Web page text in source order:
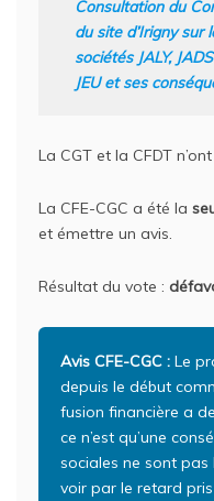
Consultation du
du site d’Irigny sur
sociétés JALY,
JEU et ses
La CGT et la CFDT
La CFE-CGC a été la
et émettre un avis.
Résultat du vote :
Avis CFE-CGC : Le
depuis le début
fusion financière a
ce n’est qu’une
sociales ne sont
voir par le retard